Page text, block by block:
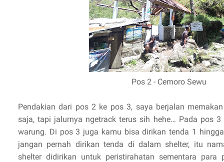
Pos 2 - Cemoro Sewu
Pendakian dari pos 2 ke pos 3, saya berjalan
saja, tapi jalurnya ngetrack terus sih hehe… Pada pos
warung. Di pos 3 juga kamu bisa dirikan tenda 1
jangan pernah dirikan tenda di dalam shelter, itu
shelter didirikan untuk peristirahatan sementara